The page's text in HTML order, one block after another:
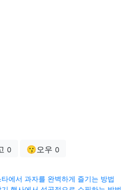
0 😗오우 0
에서 과자를 완벽하게 즐기는 방법